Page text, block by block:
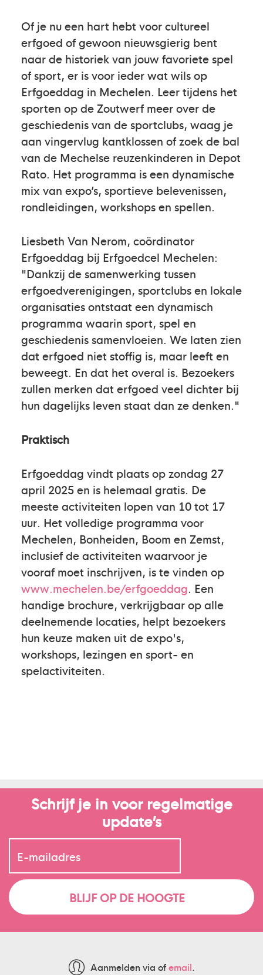
Of je nu een hart hebt voor cultureel
erfgoed of gewoon nieuwsgierig bent
naar de historiek van jouw favoriete spel
of sport, er is voor ieder wat wils op
Erfgoeddag in Mechelen. Leer tijdens het
sporten op de Zoutwerf meer over de
geschiedenis van de sportclubs, waag je
aan vingervlug kantklossen of zoek de bal
van de Mechelse reuzenkinderen in Depot
Rato. Het programma is een dynamische
mix van expo’s, sportieve belevenissen,
rondleidingen, workshops en spellen.
Liesbeth Van Nerom, coördinator
Erfgoeddag bij Erfgoedcel Mechelen:
"Dankzij de samenwerking tussen
erfgoedverenigingen, sportclubs en lokale
organisaties ontstaat een dynamisch
programma waarin sport, spel en
geschiedenis samenvloeien. We laten zien
dat erfgoed niet stoffig is, maar leeft en
beweegt. En dat het overal is. Bezoekers
zullen merken dat erfgoed veel dichter bij
hun dagelijks leven staat dan ze denken."
Praktisch
Erfgoeddag vindt plaats op zondag 27
april 2025 en is helemaal gratis. De
meeste activiteiten lopen van 10 tot 17
uur. Het volledige programma voor
Mechelen, Bonheiden, Boom en Zemst,
inclusief de activiteiten waarvoor je
vooraf moet inschrijven, is te vinden op
www.mechelen.be/erfgoeddag. Een
handige brochure, verkrijgbaar op alle
deelnemende locaties, helpt bezoekers
hun keuze maken uit de expo's,
workshops, lezingen en sport- en
spelactiviteiten.
Schrijf je in voor regelmatige
update’s
Aanmelden via ofemail.